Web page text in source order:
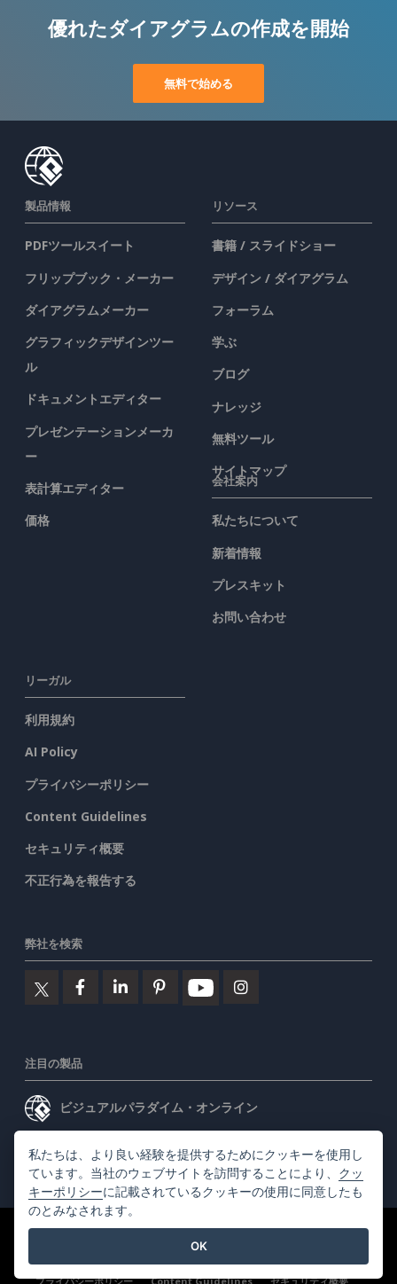
優れたダイアグラムの作成を開始
無料で始める
製品情報
PDFツールスイート
フリップブック・メーカー
ダイアグラムメーカー
グラフィックデザインツー
ル
ドキュメントエディター
プレゼンテーションメーカ
ー
表計算エディター
価格
リソース
書籍 / スライドショー
デザイン / ダイアグラム
フォーラム
学ぶ
ブログ
ナレッジ
無料ツール
サイトマップ
会社案内
私たちについて
新着情報
プレスキット
お問い合わせ
リーガル
利用規約
AI Policy
プライバシーポリシー
Content Guidelines
セキュリティ概要
不正行為を報告する
弊社を検索
注目の製品
ビジュアルパラダイム・オンライン
ビジュアルパラダイムデスクトップ
©2026 by Visual Paradigm. 全ての権利を有する
プライバシーポリシー
Content Guidelines セキュリティ概要
私たちは、より良い経験を提供するためにクッキーを使用し
ています。当社のウェブサイトを訪問することにより、 クッ
キーポリシーに記載されているクッキーの使用に同意したも
のとみなされます。
OK